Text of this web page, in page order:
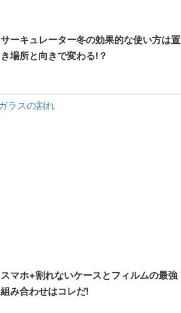
サーキュレーター冬の効果的な使い方は置
き場所と向きで変わる!？
スマホ+割れないケースとフィルムの最強
組み合わせはコレだ!